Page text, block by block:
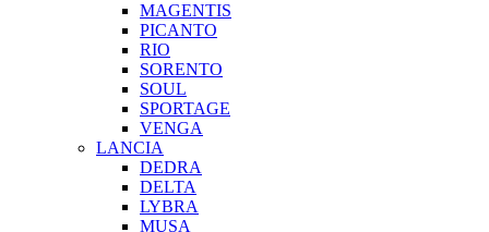
MAGENTIS
PICANTO
RIO
SORENTO
SOUL
SPORTAGE
VENGA
LANCIA
DEDRA
DELTA
LYBRA
MUSA